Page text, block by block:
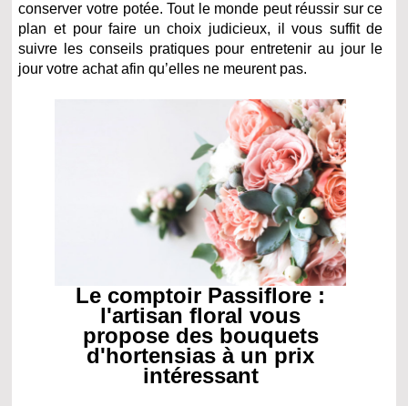
conserver votre potée. Tout le monde peut réussir sur ce
plan et pour faire un choix judicieux, il vous suffit de
suivre les conseils pratiques pour entretenir au jour le
jour votre achat afin qu’elles ne meurent pas.
Le comptoir Passiflore :
l'artisan floral vous
propose des bouquets
d'hortensias à un prix
intéressant